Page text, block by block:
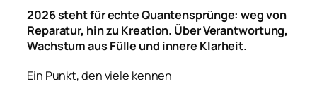
2026 steht für echte Quantensprünge: weg von
Reparatur, hin zu Kreation. Über Verantwortung,
Wachstum aus Fülle und innere Klarheit.
Ein Punkt, den viele kennen